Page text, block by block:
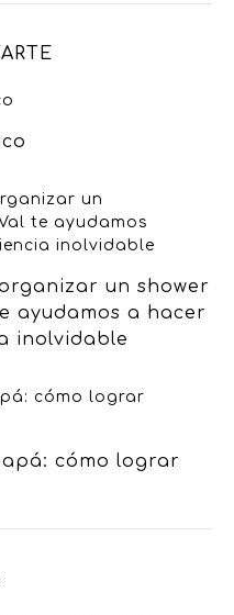
un shower
ayudamos a hacer
inolvidable
cómo lograr